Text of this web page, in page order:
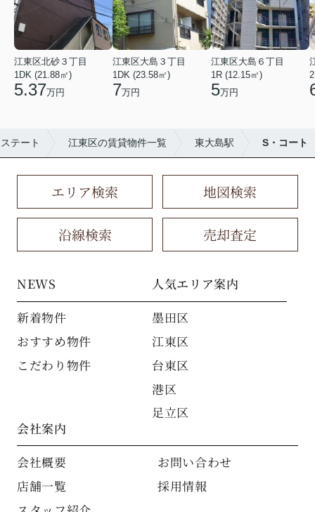
江東区北砂３丁目
1DK (21.88㎡)
5.37万円
江東区大島３丁目
1DK (23.58㎡)
7万円
江東区大島６丁目
1R (12.15㎡)
5万円
テート 江東区の賃貸物件一覧 東大島駅 S・コート
エリア検索 地図検索
沿線検索 売却査定
NEWS
新着物件
おすすめ物件
こだわり物件
人気エリア案内
墨田区
江東区
台東区
港区
足立区
会社案内
会社概要
店舗一覧
お問い合わせ
採用情報